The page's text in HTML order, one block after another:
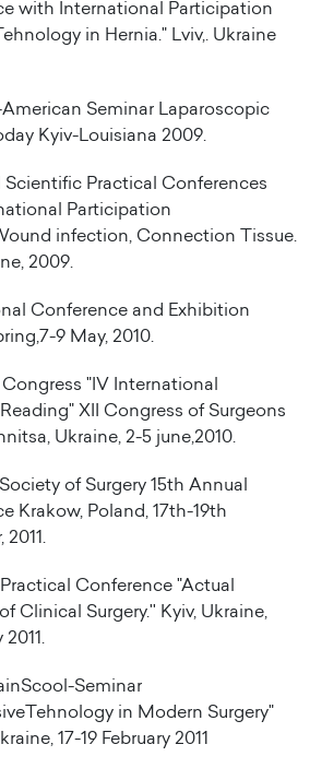
with International Participation
in Hernia." Lviv,. Ukraine
Seminar Laparoscopic
Kyiv-Louisiana 2009.
Scientific Practical Conferences
Participation
infection, Connection Tissue.
2009.
Conference and Exhibition
9 May, 2010.
"IV International
Reading" XII Congress of Surgeons
Ukraine, 2-5 june,2010.
of Surgery 15th Annual
Krakow, Poland, 17th-19th
2011.
Conference "Actual
Clinical Surgery.'' Kyiv, Ukraine,
Seminar
in Modern Surgery"
17-19 February 2011